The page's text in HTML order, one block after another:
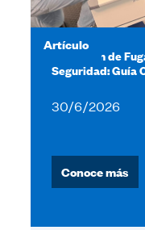
Artículo
Detección de
Seguridad: Guía
30/6/2026
Conoce más